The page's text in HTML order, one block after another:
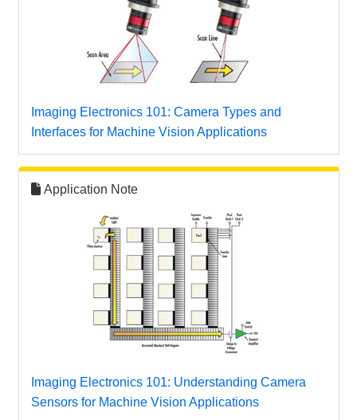
Imaging Electronics 101: Camera Types and
Interfaces for Machine Vision Applications
Application Note
Imaging Electronics 101: Understanding Camera
Sensors for Machine Vision Applications